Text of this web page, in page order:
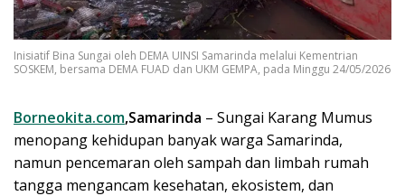
Inisiatif Bina Sungai oleh DEMA UINSI Samarinda melalui Kementrian
SOSKEM, bersama DEMA FUAD dan UKM GEMPA, pada Minggu 24/05/2026
Borneokita.com,Samarinda – Sungai Karang Mumus
menopang kehidupan banyak warga Samarinda,
namun pencemaran oleh sampah dan limbah rumah
tangga mengancam kesehatan, ekosistem, dan